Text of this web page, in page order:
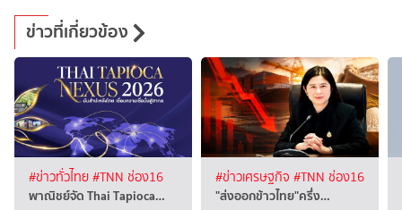
ข่าวที่เกี่ยวข้อง
#ข่าวทั่วไทย#TNN ช่อง16
พาณิชย์จัด Thai Tapioca…
#ข่าวเศรษฐกิจ #TNN ช่อง16
"ส่งออกข้าวไทย"ครึ่ง…